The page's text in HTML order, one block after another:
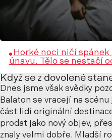
Horké noci ničí
únavu. Tělo se nestačí
Když se z dovolené
Dnes jsme však svědky
Balaton se vracejí na
část lidí originální
prodat jako nový objev,
znaly velmi dobře. Mladší